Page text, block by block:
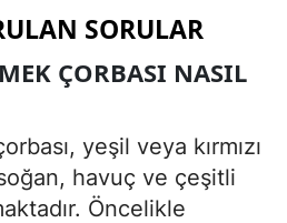
SORULAR
ÇORBASI NASIL
yeşil veya kırmızı
havuç ve çeşitli
Öncelikle